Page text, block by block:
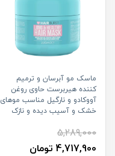
ماسک مو آبرسان و ترمیم
کننده هیربرست حاوی روغن
آووکادو و نارگیل مناسب موهای
خشک و آسیب دیده و نازک
5,289,000
4,717,900 تومان